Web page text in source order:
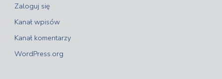
Zaloguj się
Kanał wpisów
Kanał komentarzy
WordPress.org